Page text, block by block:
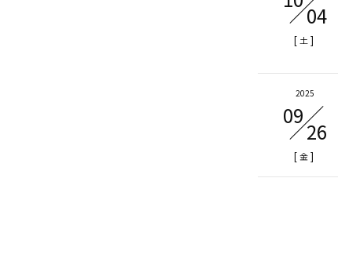
04
[ 土]
2025
09
26
[金]